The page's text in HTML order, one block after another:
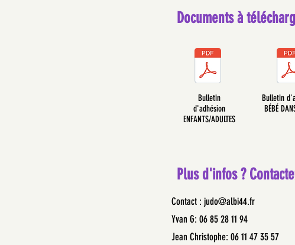
Documents à
Bulletin
d'adhésion
ENFANTS/ADULTES
Bulletin
BÉBÉ
Plus d'infos ?
Contact : judo@albi44.fr
Yvan G: 06 85 28 11 94
Jean Christophe: 06 11 47 35 57